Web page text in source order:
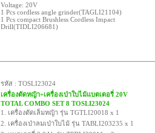
Voltage: 20V
1 Pcs cordless angle grinder(TAGLI21104)
1 Pcs compact Brushless Cordless Impact
Drill(TIDLI206681)
รหัส : TOSLI23024
เครื่องตัดหญ้า+เครื่องเป่าใบไม้แบตเตอรี่ 20V
TOTAL COMBO SET 8 TOSLI23024
1. เครื่องตัดเล็มหญ้า รุ่น TGTLI20018 x 1
2. เครื่องเป่าลมเป่าใบไม้ รุ่น TABLI203235 x 1